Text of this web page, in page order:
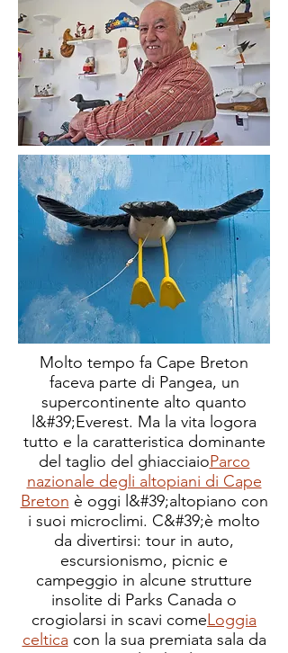
Molto tempo fa Cape Breton
faceva parte di Pangea, un
supercontinente alto quanto
l&#39;Everest. Ma la vita logora
tutto e la caratteristica dominante
del taglio del ghiacciaioParco
nazionale degli altopiani di Cape
Breton è oggi l&#39;altopiano con
i suoi microclimi. C&#39;è molto
da divertirsi: tour in auto,
escursionismo, picnic e
campeggio in alcune strutture
insolite di Parks Canada o
crogiolarsi in scavi comeLoggia
celtica con la sua premiata sala da